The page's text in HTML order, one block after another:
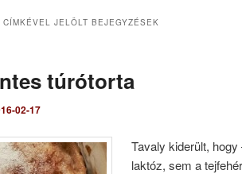
CÍMKÉVEL JELÖLT BEJEGYZÉSEK
túrótorta
02-17
Tavaly kiderült,
laktóz, sem a